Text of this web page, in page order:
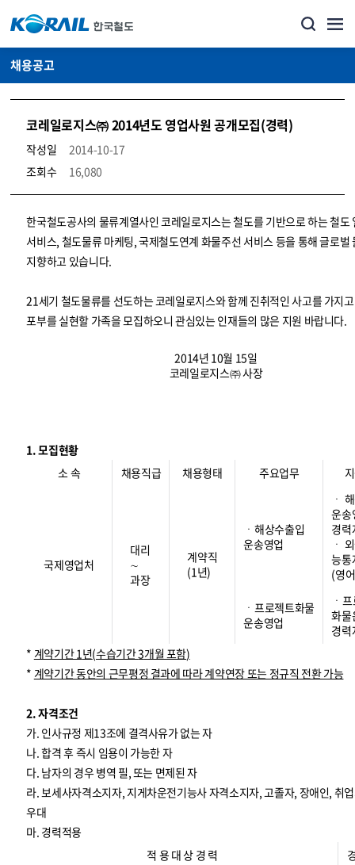
채용공고
코레일로지스㈜ 2014년도 영업사원 공개모집(경력)
작성일
2014-10-17
조회수
16,080
코레일소개_경영공시_채용공고 상세보기 – 내용, 파일, 담당자 연락처로 구성
한국철도공사의 물류계열사인 코레일로지스는 철도를 기반으로 하는 철도
서비스, 철도물류 마케팅, 국제철도연계 화물주선 서비스 등을 통해 글로벌
지향하고 있습니다.
21세기 철도물류를 선도하는 코레일로지스와 함께 진취적인 사고를 가지
포부를 실현할 가족을 모집하오니 관심있는 인재들의 많은 지원 바랍니다.
2014년 10월 15일
코레일로지스㈜ 사장
1. 모집현황
소 속
채용직급 채용형태 주요업무
국제영업처
대리
∼
과장
계약직
(1년)
ㆍ해상수출입
운송영업
ㆍ
운송
경력
ㆍ
능통
(영
ㆍ프로젝트화물
운송영업
ㆍ
화물
경력
* 계약기간1년(수습기간3개월 포함)
* 계약기간 동안의 근무평정 결과에 따라 계약연장 또는 정규직 전환 가능
2. 자격조건
가. 인사규정 제13조에 결격사유가 없는 자
나. 합격 후 즉시 임용이 가능한 자
다. 남자의 경우 병역 필, 또는 면제된 자
라. 보세사자격소지자, 지게차운전기능사 자격소지자, 고졸자, 장애인, 취
우대
마. 경력적용
적 용 대 상 경 력